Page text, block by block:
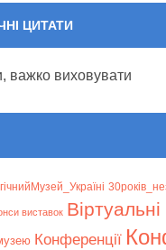
ЦИТАТИ
важко виховувати
виставок
Конференції